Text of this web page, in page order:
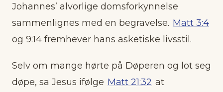
Johannes’ alvorlige domsforkynnelse
sammenlignes med en begravelse. Matt 3:4
og 9:14 fremhever hans asketiske livsstil.
Selv om mange hørte på Døperen og lot seg
døpe, sa Jesus ifølge Matt 21:32 at